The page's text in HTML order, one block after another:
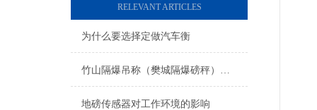
RELEVANT ARTICLES
为什么要选择定做汽车衡
竹山隔爆吊称（樊城隔爆磅秤）猇亭隔爆秤维修
地磅传感器对工作环境的影响